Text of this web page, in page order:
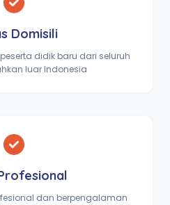
Domisili
didik baru dari seluruh
luar Indonesia
dan berpengalaman